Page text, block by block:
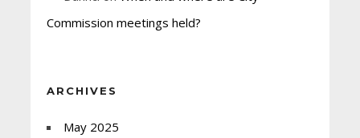
Commission meetings held?
ARCHIVES
May 2025